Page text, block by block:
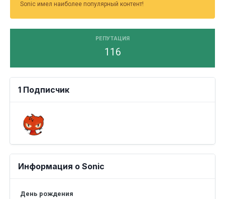
Sonic имел наиболее популярный контент!
РЕПУТАЦИЯ
116
1 Подписчик
Информация о Sonic
День рождения